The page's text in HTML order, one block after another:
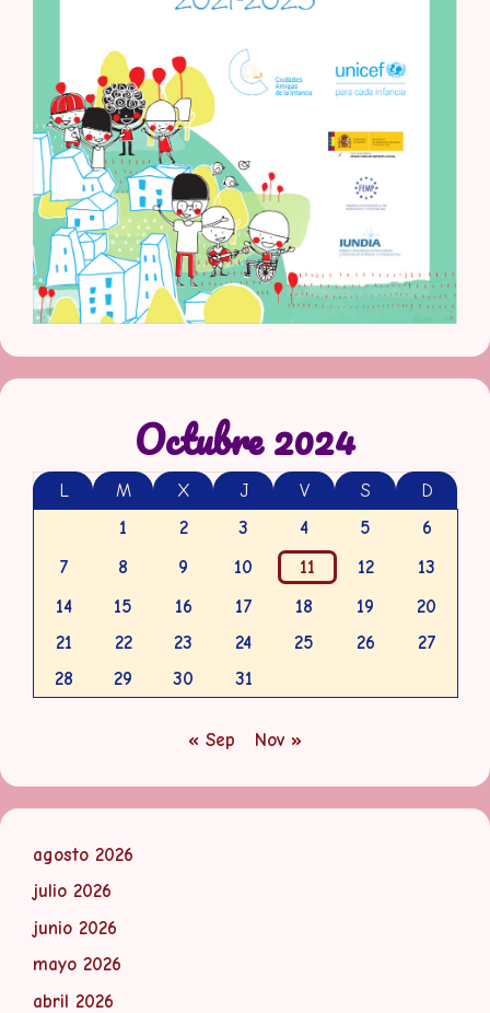
Octubre 2024
L M X J V S
D
1
2 3 4 5
6
7
8 9 10 11 12
13
14
15 16 17 18 19
20
21
22 23 24 25 26
27
28
29 30 31
« Sep Nov »
agosto 2026
julio 2026
junio 2026
mayo 2026
abril 2026